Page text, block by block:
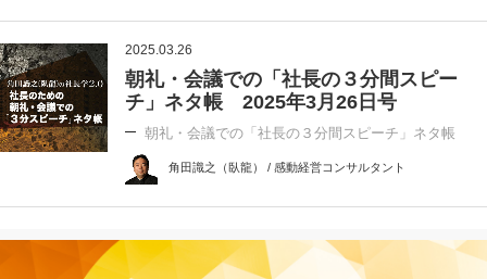
2025.03.26
朝礼・会議での「社長の３分間スピー
チ」ネタ帳 2025年3月26日号
朝礼・会議での「社長の３分間スピーチ」ネタ帳
角田識之（臥龍） / 感動経営コンサルタント